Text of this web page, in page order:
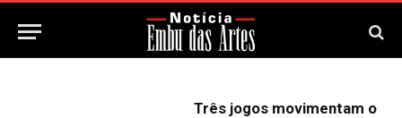
Três jogos movimentam o